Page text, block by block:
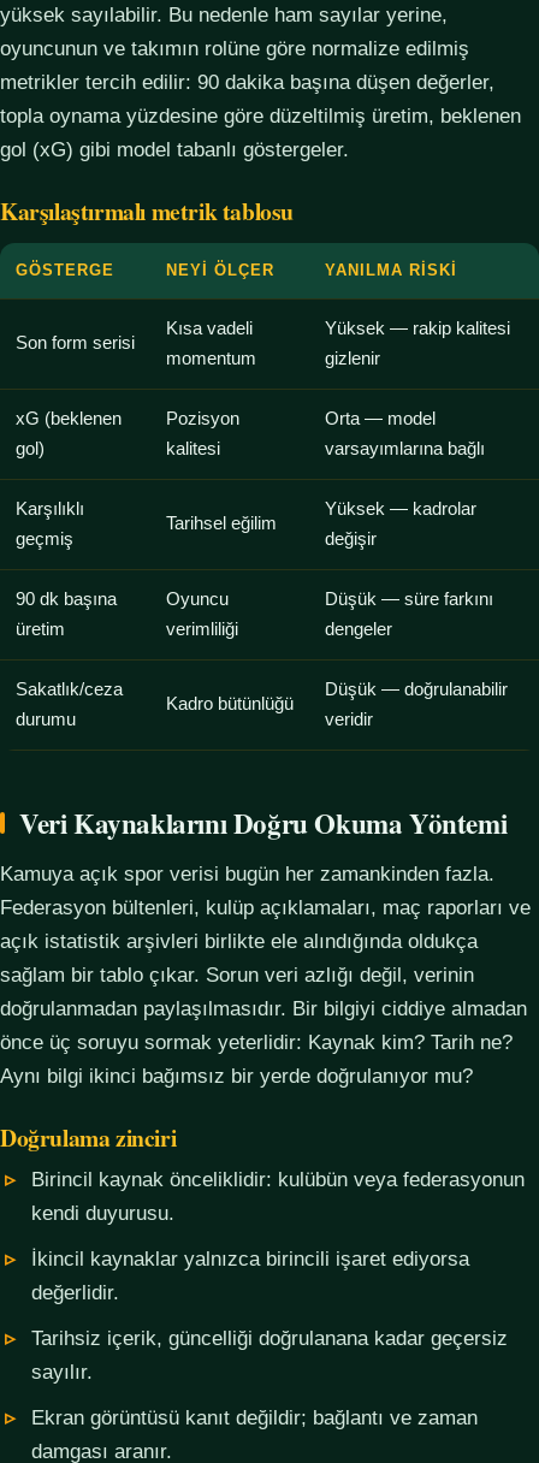
yüksek sayılabilir. Bu nedenle ham sayılar yerine,
oyuncunun ve takımın rolüne göre normalize edilmiş
metrikler tercih edilir: 90 dakika başına düşen değerler,
topla oynama yüzdesine göre düzeltilmiş üretim, beklenen
gol (xG) gibi model tabanlı göstergeler.
Karşılaştırmalı metrik tablosu
GÖSTERGE NEYI ÖLÇER YANILMA RISKI
Son form serisi
Kısa vadeli
momentum
Yüksek — rakip kalitesi
gizlenir
xG (beklenen
gol)
Pozisyon
kalitesi
Orta — model
varsayımlarına bağlı
Karşılıklı
geçmiş
Tarihsel eğilim
Yüksek — kadrolar
değişir
90 dk başına
üretim
Oyuncu
verimliliği
Düşük — süre farkını
dengeler
Sakatlık/ceza
durumu
Kadro bütünlüğü
Düşük — doğrulanabilir
veridir
Veri Kaynaklarını Doğru Okuma Yöntemi
Kamuya açık spor verisi bugün her zamankinden fazla.
Federasyon bültenleri, kulüp açıklamaları, maç raporları ve
açık istatistik arşivleri birlikte ele alındığında oldukça
sağlam bir tablo çıkar. Sorun veri azlığı değil, verinin
doğrulanmadan paylaşılmasıdır. Bir bilgiyi ciddiye almadan
önce üç soruyu sormak yeterlidir: Kaynak kim? Tarih ne?
Aynı bilgi ikinci bağımsız bir yerde doğrulanıyor mu?
Doğrulama zinciri
Birincil kaynak önceliklidir: kulübün veya federasyonun
kendi duyurusu.
İkincil kaynaklar yalnızca birincili işaret ediyorsa
değerlidir.
Tarihsiz içerik, güncelliği doğrulanana kadar geçersiz
sayılır.
Ekran görüntüsü kanıt değildir; bağlantı ve zaman
damgası aranır.